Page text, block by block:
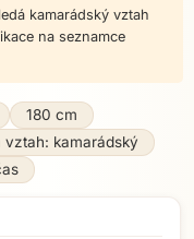
kamarádský vztah
na seznamce
180 cm
vztah: kamarádský